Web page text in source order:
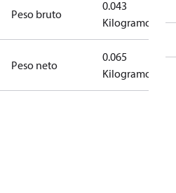
Peso bruto
0.043
Kilogramo
Peso neto
0.065
Kilogramo